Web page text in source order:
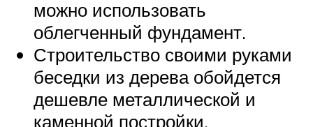
можно использовать
облегченный фундамент.
Строительство своими руками
беседки из дерева обойдется
дешевле металлической и
каменной постройки.